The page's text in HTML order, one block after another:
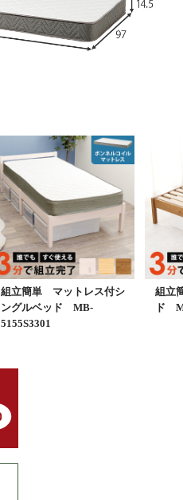
組立簡単 マットレス付シ
ングルベッド MB-
5155S3301
組立
ド